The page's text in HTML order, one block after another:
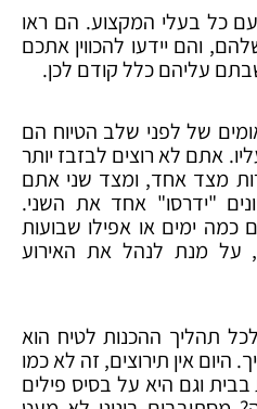
כל בעלי המקצוע. הם ראו
והם יידעו להכווין אתכם
עליהם כלל קודם לכן.
של לפני שלב הטיוח הם
אתם לא רוצים לבזבז יותר
מצד אחד, ומצד שני אתם
"ידרסו" אחד את השני.
כמה ימים או אפילו שבועות
על מנת לנהל את האירוע
תהליך ההכנות לטיח הוא
אין תירוצים, זה לא כמו
וגם היא על בסיס פילים